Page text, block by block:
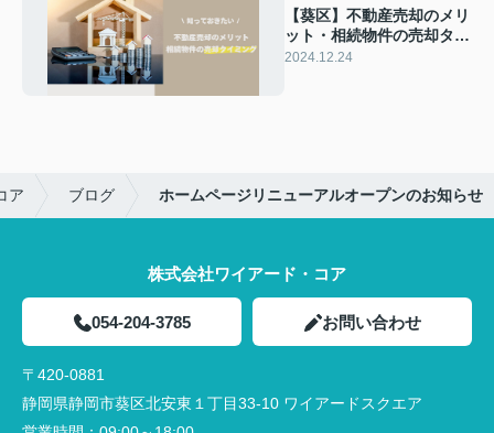
【葵区】不動産売却のメリ
ット・相続物件の売却タイ
ミング 不動産業者をお探
2024.12.24
ア ブログ ホームページリニューアルオープンのお知らせ
株式会社ワイアード・コア
054-204-3785 お問い合わせ
〒420-0881
静岡県静岡市葵区北安東１丁目33-10 ワイアードスクエア